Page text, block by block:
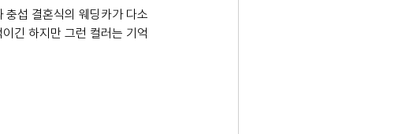
섭 결혼식의 웨딩카가 다소
긴 하지만 그런 컬러는 기억